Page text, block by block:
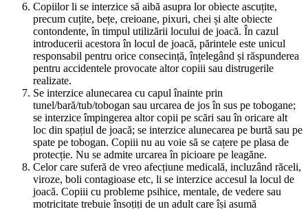
Copiilor li se interzice să aibă asupra lor obiecte ascuțite,
precum cuțite, bețe, creioane, pixuri, chei și alte obiecte
contondente, în timpul utilizării locului de joacă. În cazul
introducerii acestora în locul de joacă, părintele este unicul
responsabil pentru orice consecință, înțelegând și răspunderea
pentru accidentele provocate altor copiii sau distrugerile
realizate.
Se interzice alunecarea cu capul înainte prin
tunel/bară/tub/tobogan sau urcarea de jos în sus pe tobogane;
se interzice împingerea altor copii pe scări sau în oricare alt
loc din spațiul de joacă; se interzice alunecarea pe burtă sau pe
spate pe tobogan. Copiii nu au voie să se cațere pe plasa de
protecție. Nu se admite urcarea în picioare pe leagăne.
Celor care suferă de vreo afecțiune medicală, incluzând răceli,
viroze, boli contagioase etc, li se interzice accesul la locul de
joacă. Copiii cu probleme psihice, mentale, de vedere sau
motricitate trebuie însoțiți de un adult care își asumă